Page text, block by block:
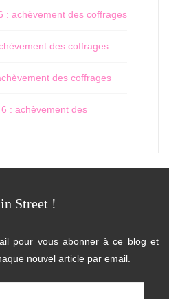
: achèvement des coffrages
des coffrages
des coffrages
6 : achèvement des
Street !
pour vous abonner à ce blog et
nouvel article par email.